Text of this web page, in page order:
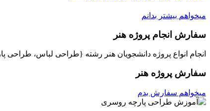
میخواهم بیشتر بدانم
سفارش انجام پروژه هنر
انجام انواع پروژه دانشجویان هنر رشته {طراحی لباس،
سفارش پروژه هنر
میخواهم سفارش بدم